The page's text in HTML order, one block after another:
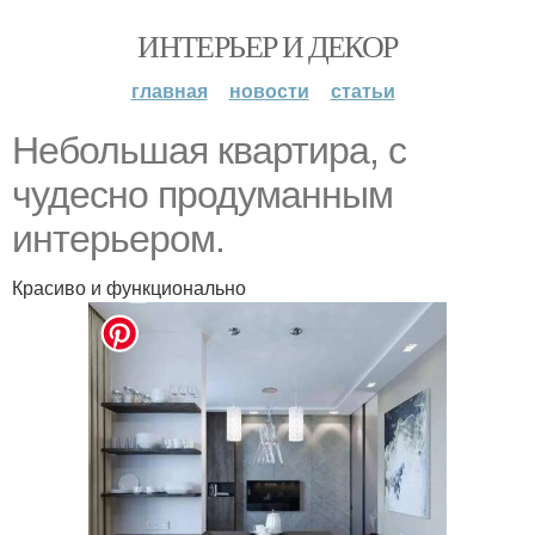
ИНТЕРЬЕР И ДЕКОР
главная новости статьи
Небольшая квартира, с
чудесно продуманным
интерьером.
Красиво и функционально